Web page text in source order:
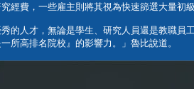
經費，一些雇主則將其視為快速篩選大量初
的人才，無論是學生、研究人員還是教職員工
所高排名院校』的影響力。」魯比說道。